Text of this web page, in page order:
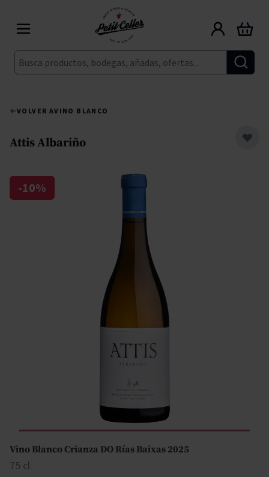
Buscar
Carrito
VOLVER AVINO BLANCO
Attis Albariño
-10%
Vino Blanco Crianza DO Rías Baixas 2025
75 cl